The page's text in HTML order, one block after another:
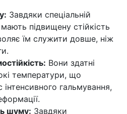
Завдяки спеціальній
підвищену стійкість
їм служити довше, ніж
Вони здатні
температури, що
інтенсивного гальмування,
шуму: Завдяки